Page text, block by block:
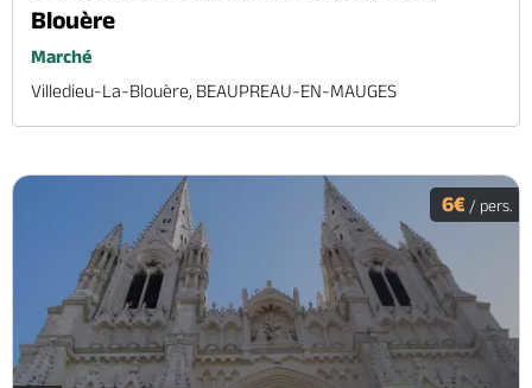
Blouère
Marché
Villedieu-La-Blouère, BEAUPREAU-EN-MAUGES
6€ / pers.